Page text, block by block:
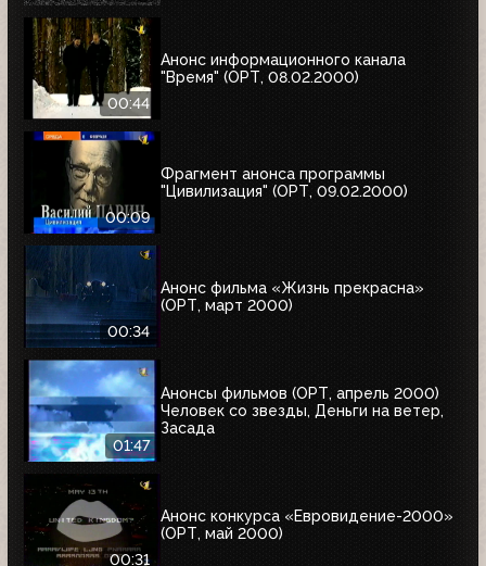
00:44
Анонс информационного канала
"Время" (ОРТ, 08.02.2000)
00:09
Фрагмент анонса программы
"Цивилизация" (ОРТ, 09.02.2000)
00:34
Анонс фильма «Жизнь прекрасна»
(ОРТ, март 2000)
01:47
Анонсы фильмов (ОРТ, апрель 2000)
Человек со звезды, Деньги на ветер,
Засада
00:31
Анонс конкурса «Евровидение-2000»
(ОРТ, май 2000)